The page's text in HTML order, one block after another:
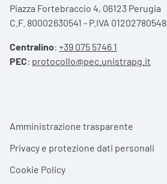
Piazza Fortebraccio 4, 06123 Perugia
C.F. 80002630541 - P.IVA 01202780548
Centralino: +39 075 5746 1
PEC: protocollo@pec.unistrapg.it
Footer menu
Amministrazione trasparente
Privacy e protezione dati personali
Cookie Policy